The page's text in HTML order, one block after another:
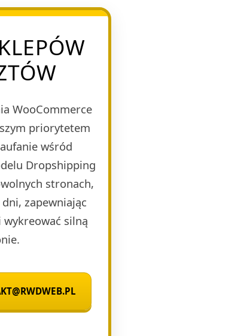
WooCommerce
priorytetem
wśród
Dropshipping
stronach,
zapewniając
silną